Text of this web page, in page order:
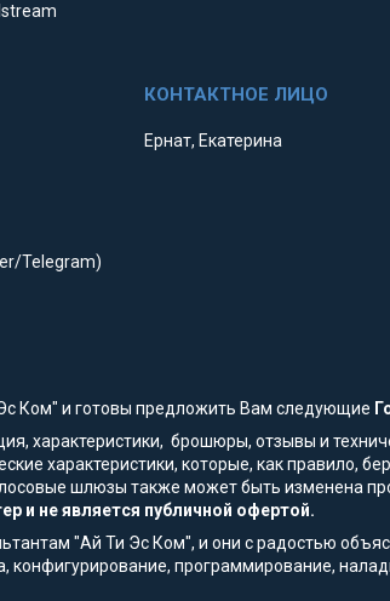
Telegram)
Ернат, Екатерина
Ком" и готовы предложить Вам следующие
характеристики, брошюры, отзывы и
характеристики, которые, как правило,
шлюзы также может быть изменена
и не является публичной офертой.
"Ай Ти Эс Ком", и они с радостью
программирование,